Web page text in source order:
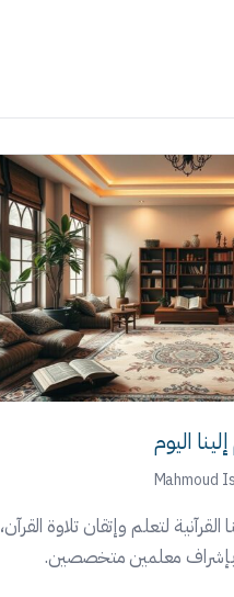
اليوم
القرآنية لتعلم وإتقان تلاوة القرآن،
بإشراف معلمين متخصصين.